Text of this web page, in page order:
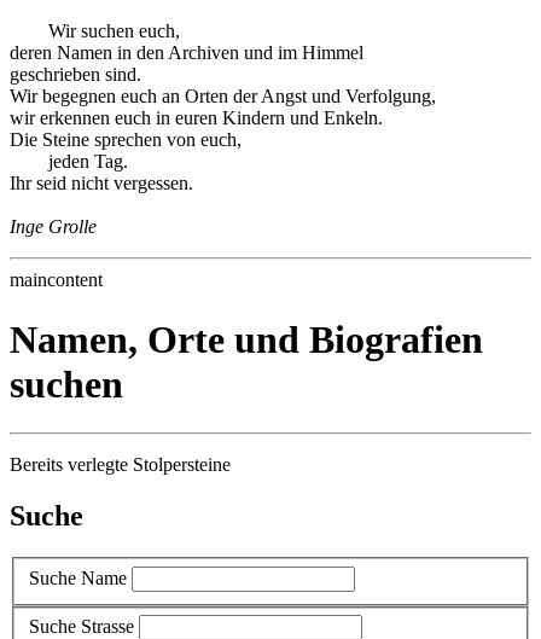
Wir suchen euch,
deren Namen in den Archiven und im Himmel
geschrieben sind.
Wir begegnen euch an Orten der Angst und Verfolgung,
wir erkennen euch in euren Kindern und Enkeln.
Die Steine sprechen von euch,
jeden Tag.
Ihr seid nicht vergessen.
Inge Grolle
maincontent
Namen, Orte und Biografien
suchen
Bereits verlegte Stolpersteine
Suche
Suche Name
Suche Strasse